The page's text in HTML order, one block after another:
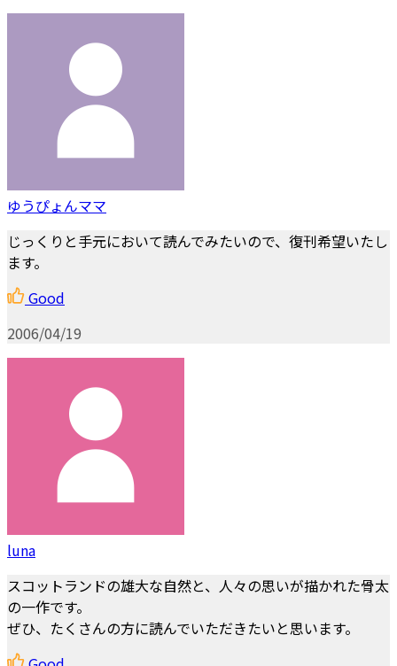
ゆうぴょんママ
じっくりと手元において読んでみたいので、復刊希望いたし
ます。
Good
2006/04/19
luna
スコットランドの雄大な自然と、人々の思いが描かれた骨太
の一作です。
ぜひ、たくさんの方に読んでいただきたいと思います。